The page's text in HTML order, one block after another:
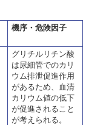
機序・危険因子
グリチルリチン酸
は尿細管でのカリ
ウム排泄促進作用
があるため、血清
カリウム値の低下
が促進されること
が考えられる。